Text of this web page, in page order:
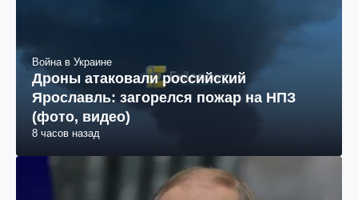
Война в Украине
Дроны атаковали российский
Ярославль: загорелся пожар на НПЗ
(фото, видео)
8 часов назад